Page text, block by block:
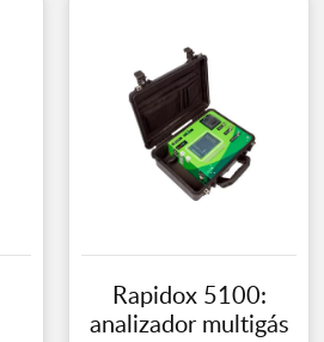
Rapidox 5100:
analizador multigás